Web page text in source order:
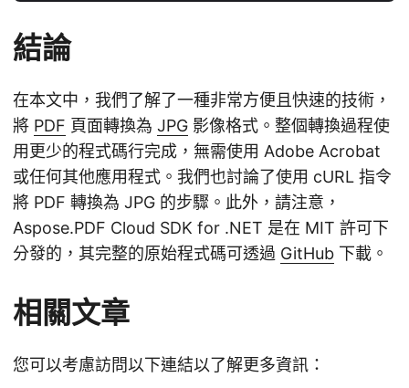
結論
在本文中，我們了解了一種非常方便且快速的技術，
將 PDF 頁面轉換為 JPG 影像格式。整個轉換過程使
用更少的程式碼行完成，無需使用 Adobe Acrobat
或任何其他應用程式。我們也討論了使用 cURL 指令
將 PDF 轉換為 JPG 的步驟。此外，請注意，
Aspose.PDF Cloud SDK for .NET 是在 MIT 許可下
分發的，其完整的原始程式碼可透過 GitHub 下載。
相關文章
您可以考慮訪問以下連結以了解更多資訊：